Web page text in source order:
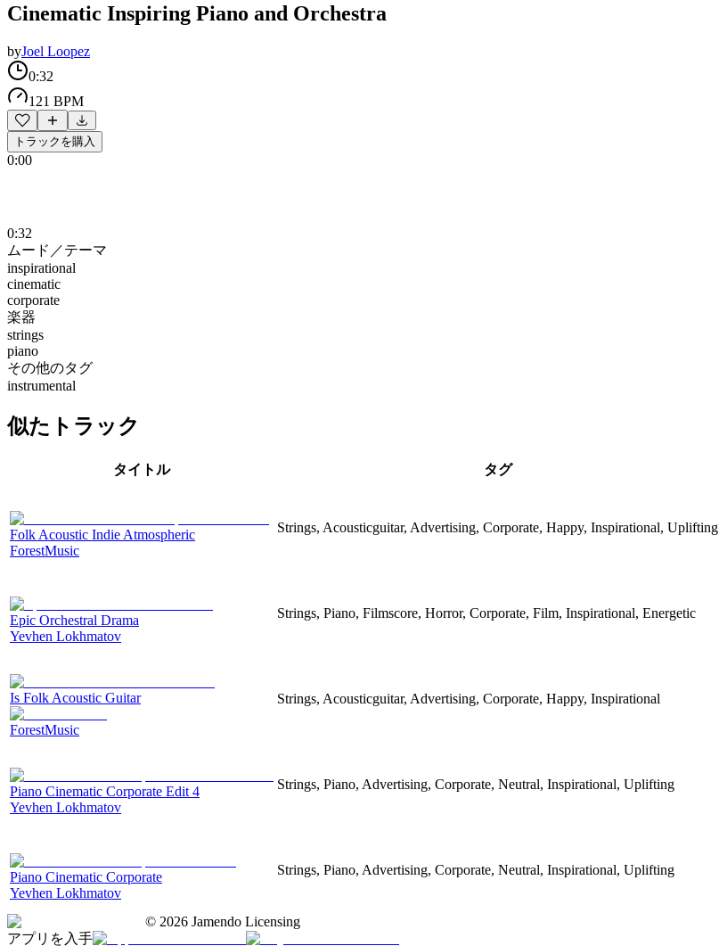
Cinematic Inspiring Piano and Orchestra
byJoel Loopez
0:32
121 BPM
トラックを購入
0:00
0:32
ムード／テーマ
inspirational
cinematic
corporate
楽器
strings
piano
その他のタグ
instrumental
似たトラック
タイトル タグ
Folk Acoustic Indie Atmospheric
ForestMusic
Strings, Acousticguitar, Advertising, Corporate, Happy, Inspirational, Uplifting
Epic Orchestral Drama
Yevhen Lokhmatov
Strings, Piano, Filmscore, Horror, Corporate, Film, Inspirational, Energetic
Is Folk Acoustic Guitar
ForestMusic
Strings, Acousticguitar, Advertising, Corporate, Happy, Inspirational
Piano Cinematic Corporate Edit 4
Yevhen Lokhmatov
Strings, Piano, Advertising, Corporate, Neutral, Inspirational, Uplifting
Piano Cinematic Corporate
Yevhen Lokhmatov
Strings, Piano, Advertising, Corporate, Neutral, Inspirational, Uplifting
© 2026 Jamendo Licensing
アプリを入手